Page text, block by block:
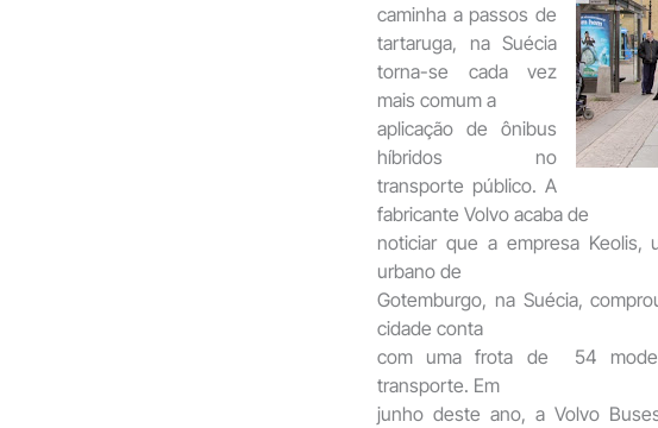
caminha a passos de
tartaruga, na Suécia
torna-se cada vez
mais comum a
aplicação de ônibus
híbridos no
transporte público. A
fabricante Volvo acaba de
noticiar que a empresa Keolis,
urbano de
Gotemburgo, na Suécia,
cidade conta
com uma frota de 54
transporte. Em
junho deste ano, a Volvo